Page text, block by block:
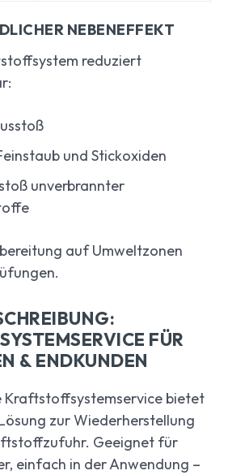
NEBENEFFEKT
reduziert
und Stickoxiden
unverbrannter
auf Umweltzonen
FÜR
& ENDKUNDEN
Kraftstoffsystemservice bietet
zur Wiederherstellung
Geeignet für
einfach in der Anwendung –